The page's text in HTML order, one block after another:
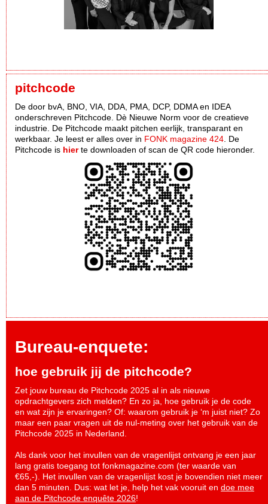
pitchcode
De door bvA, BNO, VIA, DDA, PMA, DCP, DDMA en IDEA
onderschreven Pitchcode. Dè Nieuwe Norm voor de creatieve
industrie. De Pitchcode maakt pitchen eerlijk, transparant en
werkbaar. Je leest er alles over in FONK magazine 424 . De
Pitchcode is hierte downloaden of scan de QR code hieronder.
Bureau-enquete:
hoe gebruik jij de pitchcode?
Zet jouw bureau de Pitchcode 2025 al in als nieuwe
opdrachtgevers zich melden? En zo ja, hoe gebruik je de code
en wat zijn je ervaringen? Of: waarom gebruik je ‘m juist niet? Zo
maar een paar vragen uit de nul-meting over het gebruik van de
Pitchcode 2025 in Nederland.
Als dank voor het invullen van de vragenlijst ontvang je een jaar
lang gratis toegang tot fonkmagazine.com (ter waarde van
€65,-). Het invullen van de vragenlijst kost je bovendien niet meer
dan 5 minuten. Dus: wat let je, help het vak vooruit en doe mee
aan de Pitchcode enquête 2026!